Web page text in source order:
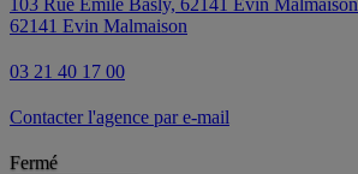
62141 Evin Malmaison
03 21 40 17 00
Contacter l'agence par e-mail
Fermé